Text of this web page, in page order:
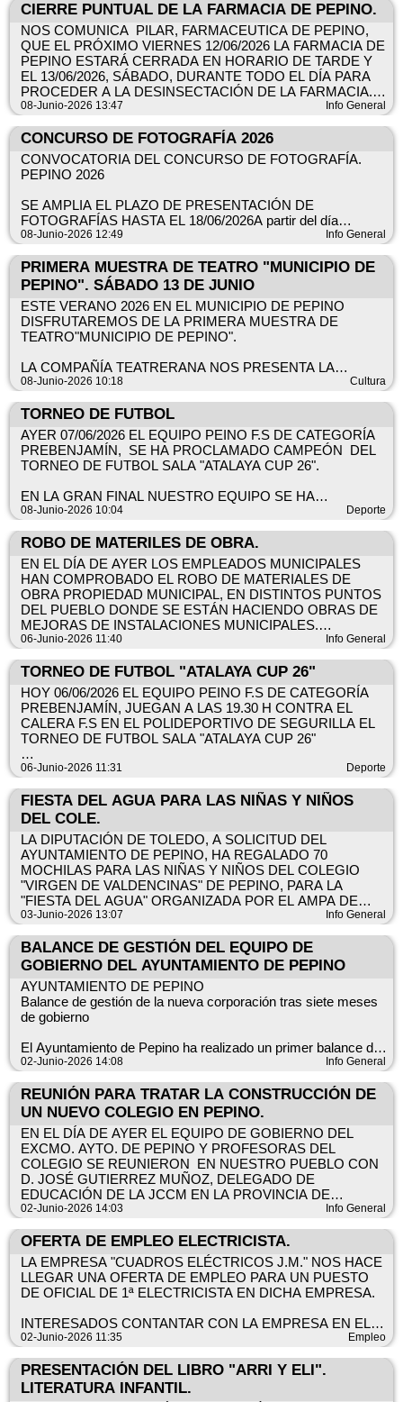
DESDE EL AYUNTAMIENTO SE IRÁ INFORMANDO A LOS
VECINOS , PUNTUALMENTE, DE HORARIOS, PARADAS,
PRECIO DEL BILLETE,ETC.
EXCMO. AYTO. DE PEPINO.
CIERRE PUNTUAL DE LA FARMACIA DE PEPINO.
NOS COMUNICA PILAR, FARMACEUTICA DE PEPINO,
QUE EL PRÓXIMO VIERNES 12/06/2026 LA FARMACIA DE
PEPINO ESTARÁ CERRADA EN HORARIO DE TARDE Y
EL 13/06/2026, SÁBADO, DURANTE TODO EL DÍA PARA
PROCEDER A LA DESINSECTACIÓN DE LA FARMACIA.
08-Junio-2026 13:47 Info General
CONCURSO DE FOTOGRAFÍA 2026
CONVOCATORIA DEL CONCURSO DE FOTOGRAFÍA.
PEPINO 2026
SE AMPLIA EL PLAZO DE PRESENTACIÓN DE
FOTOGRAFÍAS HASTA EL 18/06/2026A partir del día
siguiente de esta publicación y hasta el día 12 de junio de 2026
Municipal de Pepino "Inmaculada Díaz Miguel" sita en la Plaza
del Ayuntamiento 1.
En horario de 9.30 a 13.30 horas y de 16:00 a 19:00 h.
Las fotografías presentadas serán expuestas en la biblioteca
desde el 18 de junio hasta el 2 de julio 2026.
El día 10 de julio 2026 se hará público el resultado del
concurso.
Los ganadores serán designados por un jurado de 3 personas
propuestas por la Concejalía de Cultura del Excmo. Ayto. de
Pepino.
ES MUY IMPORTANTE LEER DETENIDAMENTE LAS
BASES DEL CONCURSO EN EL DOCUMENTO ADJUNTO
EXPUESTAS EN EL TABLÓN DE ANUNCIOS DE LA
PÁGINA WEB DEL AYUNTAMIENTO DE PEPINO, ASÍ
COMO EN LA BIBLIOTECA MUNICIPAL DE PEPINO.
PREMIOS: PRIMER PREMIO DE 200€
SEGUNDO PREMIO DE 140 €
TERCER PREMIO DE 110€
ORGANIZA: EXCELENTÍSIMO AYUNTAMIENTO DE
PEPINO.
BIBLIOTECA MUNICIPAL DE PEPINO "INMACULADA DÍAZ
MIGUEL".
CONCEJALÍA DE CULTURA.
08-Junio-2026 12:49 Info General
PRIMERA MUESTRA DE TEATRO "MUNICIPIO DE
PEPINO". SÁBADO 13 DE JUNIO
ESTE VERANO 2026 EN EL MUNICIPIO DE PEPINO
DISFRUTAREMOS DE LA PRIMERA MUESTRA DE
TEATRO"MUNICIPIO DE PEPINO".
LA COMPAÑÍA TEATRERANA NOS PRESENTA LA
OBRA “ESENCIAS DE MUJER”.
UNA DIVERTIDÍSIMA COMEDIA TEATRAL SINOPSIS EN
DOCUMENTO ADJUNTO.
DÍA 13 DE JUNIO DE 2026
HORA: 20 h
LUGAR: CENTRO SOCIAL POLIVALENTE
LOS ASISTENTES PODRÁN COLABORAR CON LA
INVESTIGACIÓN DE ENFERMEDADES RARAS,
PAGANDO UNA ENTRADA DE 1 €.
¿ TE LO VAS A PERDER?
EXCMO. AYTO. DE PEPINO.
CONCEJALÍA DE CULTURA.
08-Junio-2026 10:18 Cultura
TORNEO DE FUTBOL
AYER 07/06/2026 EL EQUIPO PEINO F.S DE CATEGORÍA
PREBENJAMÍN, SE HA PROCLAMADO CAMPEÓN DEL
TORNEO DE FUTBOL SALA "ATALAYA CUP 26".
EN LA GRAN FINAL NUESTRO EQUIPO SE HA
ENFRENTADO AL INTER TALAVERA. EL RESULTADO HA
EL TROFEO AL MEJOR JUGADOR DEL TORNEO HA
RECAIDO EN NUESTRO JUGADOR OLIVER.
ENHORABUENA A NUESTRO EQUIPO DE
PREBENJAMINES, CON JAVIER CORROCHANO, SU
ENTRENADOR, AL FRENTE.
¡ HALA PEPINO F.S !.
CAMPEONESEXCMO. AYTO. DE PEPINO
08-Junio-2026 10:04 Deporte
ROBO DE MATERILES DE OBRA.
EN EL DÍA DE AYER LOS EMPLEADOS MUNICIPALES
HAN COMPROBADO EL ROBO DE MATERIALES DE
OBRA PROPIEDAD MUNICIPAL, EN DISTINTOS PUNTOS
DEL PUEBLO DONDE SE ESTÁN HACIENDO OBRAS DE
MEJORAS DE INSTALACIONES MUNICIPALES.
ROBO DE LADRILLOS, SACOS DE CEMENTO Y
RASILLONES.
SE VAN A REVISAR LAS GRABACIONES DE LAS
CÁMARAS DE SEGURIDAD Y SE CURSARÁ LA
CORRESPONDIENTE DENUNCIA EN LA GUARDIA CIVIL.
SI ALGUIEN TIENE ALGUN DATO QUE PUDIERA AYUDAR
A LA IDENTIFICACIÓN DE LOS LADRONES, POR FAVOR,
QUE LO PONGA EN CONOCIMIENTO DEL
AYUNTAMIENTO.
GRACIAS.
EXCMO.AYTO DE PEPINO.
06-Junio-2026 11:40 Info General
TORNEO DE FUTBOL "ATALAYA CUP 26"
HOY 06/06/2026 EL EQUIPO PEINO F.S DE CATEGORÍA
PREBENJAMÍN, JUEGAN A LAS 19.30 H CONTRA EL
CALERA F.S EN EL POLIDEPORTIVO DE SEGURILLA EL
TORNEO DE FUTBOL SALA "ATALAYA CUP 26"
DESEAMOS A NUESTRO EQUIPO DE PREBENJAMINES,
FRENTE DEL EQUIPO, LA MEJOR DE LAS SUERTES Y
LOS MEJORES RESULTADOS.
TODA LA INFORMACIÓN EN EL DOCUMENTO ADJUNTO.
¡ HALA PEPINO F.S !
EXCMO. AYTO. DE PEPINO
06-Junio-2026 11:31 Deporte
FIESTA DEL AGUA PARA LAS NIÑAS Y NIÑOS
DEL COLE.
LA DIPUTACIÓN DE TOLEDO, A SOLICITUD DEL
AYUNTAMIENTO DE PEPINO, HA REGALADO 70
MOCHILAS PARA LAS NIÑAS Y NIÑOS DEL COLEGIO
"VIRGEN DE VALDENCINAS" DE PEPINO, PARA LA
"FIESTA DEL AGUA" ORGANIZADA POR EL AMPA DE
NUESTRO COLEGIO.
DESDE EL AYUNTAMIENTO DESEAMOS QUE
NUESTROS ESCOLARES DISFRUTEN DE UN DÍA
ORGANIZA EL AMPA DEL COLEGIO "VIRGEN DE
VALDENCINAS"
EXCMO. AYTO DE PEPINO.
03-Junio-2026 13:07 Info General
BALANCE DE GESTIÓN DEL EQUIPO DE
GOBIERNO DEL AYUNTAMIENTO DE PEPINO
AYUNTAMIENTO DE PEPINO
Balance de gestión de la nueva corporación tras siete meses
de gobierno
El Ayuntamiento de Pepino ha realizado un primer balance de
gestión cuando se cumplen siete meses desde la llegada de la
equipo de gobierno, integrado por representantes de diferentes
sensibilidades políticas, asegura que trabaja con un objetivo
común: defender los intereses de los vecinos y mejorar la
calidad de vida del municipio.
Durante este periodo, el Ejecutivo local destaca el intenso
trabajo desarrollado en áreas como economía, servicios
sociales, cultura, deporte y urbanismo, entre otras. Según
explican desde el Consistorio, la situación encontrada al
asumir el gobierno municipal ha obligado a las distintas
concejalías a realizar un importante esfuerzo de
reorganización y gestión.
El alcalde de Pepino, José Ignacio Díaz Magaña, junto a su
ejercicio de rendición de cuentas basado en principios de
transparencia, ahorro, austeridad y dedicación al servicio
“Consideramos importante informar de primera mano a los
02-Junio-2026 14:08 Info General
REUNIÓN PARA TRATAR LA CONSTRUCCIÓN DE
UN NUEVO COLEGIO EN PEPINO.
EN EL DÍA DE AYER EL EQUIPO DE GOBIERNO DEL
EXCMO. AYTO. DE PEPINO Y PROFESORAS DEL
COLEGIO SE REUNIERON EN NUESTRO PUEBLO CON
D. JOSÉ GUTIERREZ MUÑOZ, DELEGADO DE
EDUCACIÓN DE LA JCCM EN LA PROVINCIA DE
TOLEDO, D. DAVID GÓMEZ, DELEGADO DE LA JCCM EN
TÉCNICA DE LA DELEGACIÓN DE EDUCACIÓN EN LA
PROVINCIA DE TOLEDO.
SE ESTUDIÓ LA POSIBILIDAD DE AMPLIACIÓN DEL
ACTUAL COLEGIO. SE DESECHÓ ESA POSIBILIDAD POR
FALTA DE TERRENO SUFICIENTE.
SE ACORDÓ ENTRE TODAS LAS PARTES ASISTENTES
QUE EL AYUNTAMIENTO PROPONGA POSIBLES
TERRENOS Y LA JCCM SE COMPROMETE A LA
ELABORACIÓN DEL PROYECTO Y CONSTRUCCIÓN DEL
COLEGIO.
02-Junio-2026 14:03 Info General
OFERTA DE EMPLEO ELECTRICISTA.
LA EMPRESA "CUADROS ELÉCTRICOS J.M." NOS HACE
LLEGAR UNA OFERTA DE EMPLEO PARA UN PUESTO
DE OFICIAL DE 1ª ELECTRICISTA EN DICHA EMPRESA.
INTERESADOS CONTANTAR CON LA EMPRESA EN EL
EMAIL operaciones@cejm.eu
COLABORA EXCMO. AYTO. DE PEPINO.
02-Junio-2026 11:35 Empleo
PRESENTACIÓN DEL LIBRO "ARRI Y ELI".
LITERATURA INFANTIL.